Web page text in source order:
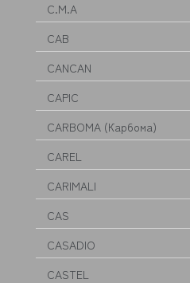
C.M.A
CAB
CANCAN
CAPIC
CARBOMA (Карбома)
CAREL
CARIMALI
CAS
CASADIO
CASTEL